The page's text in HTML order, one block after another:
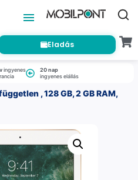
Eladás
ingyenes
20 nap
ingyenes elállás
, 128 GB, 2 GB RAM,